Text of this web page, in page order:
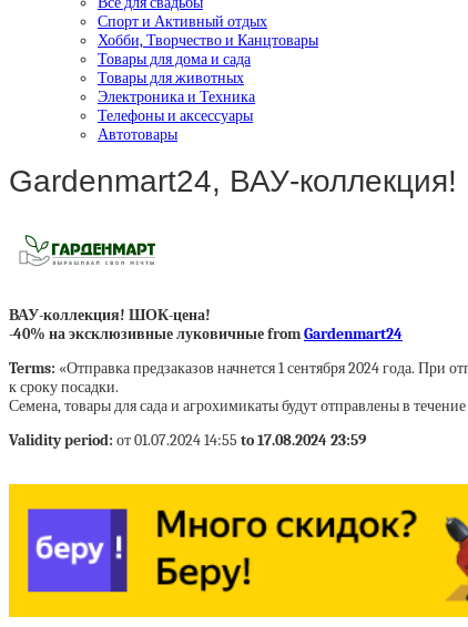
Спорт и Активный отдых
Хобби, Творчество и Канцтовары
Товары для дома и сада
Товары для животных
Электроника и Техника
Телефоны и аксессуары
Автотовары
Gardenmart24, ВАУ-
ВАУ-коллекция! ШОК-цена!
-40% на эксклюзивные луковичные fromGardenmart24
Terms: «Отправка предзаказов начнется 1 сентября 2024 года.
к сроку посадки.
Семена, товары для сада и агрохимикаты будут отправлены в
Validity period: от 01.07.2024 14:55 to 17.08.2024 23:59